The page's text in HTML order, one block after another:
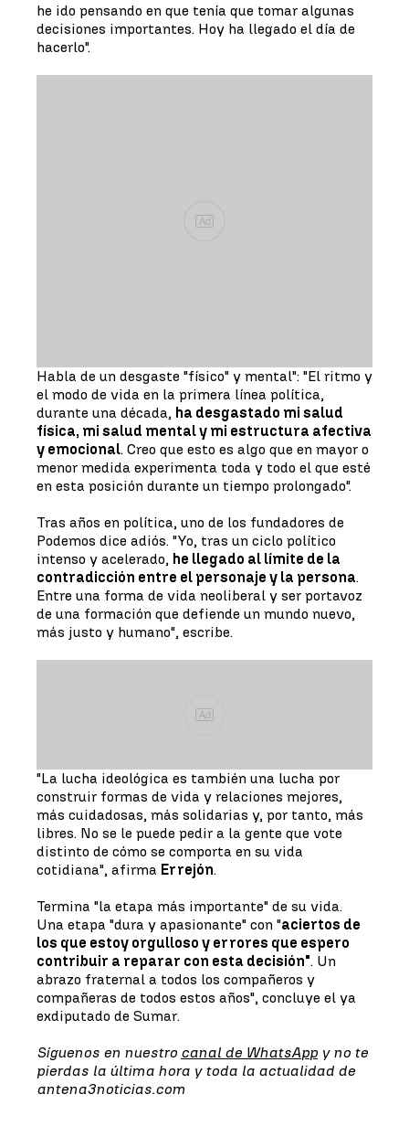
he ido pensando en que tenía que tomar algunas
decisiones importantes. Hoy ha llegado el día de
hacerlo".
Ad
Habla de un desgaste "físico" y mental": "El ritmo y
el modo de vida en la primera línea política,
durante una década, ha desgastado mi salud
física, mi salud mental y mi estructura afectiva
y emocional. Creo que esto es algo que en mayor o
menor medida experimenta toda y todo el que esté
en esta posición durante un tiempo prolongado".
Tras años en política, uno de los fundadores de
Podemos dice adiós. "Yo, tras un ciclo político
intenso y acelerado, he llegado al límite de la
contradicción entre el personaje y la persona.
Entre una forma de vida neoliberal y ser portavoz
de una formación que defiende un mundo nuevo,
más justo y humano", escribe.
Ad
"La lucha ideológica es también una lucha por
construir formas de vida y relaciones mejores,
más cuidadosas, más solidarias y, por tanto, más
libres. No se le puede pedir a la gente que vote
distinto de cómo se comporta en su vida
cotidiana", afirma Errejón.
Termina "la etapa más importante" de su vida.
Una etapa "dura y apasionante" con "aciertos de
los que estoy orgulloso y errores que espero
contribuir a reparar con esta decisión". Un
abrazo fraternal a todos los compañeros y
compañeras de todos estos años", concluye el ya
exdiputado de Sumar.
Síguenos en nuestro canal de WhatsApp y no te
pierdas la última hora y toda la actualidad de
antena3noticias.com